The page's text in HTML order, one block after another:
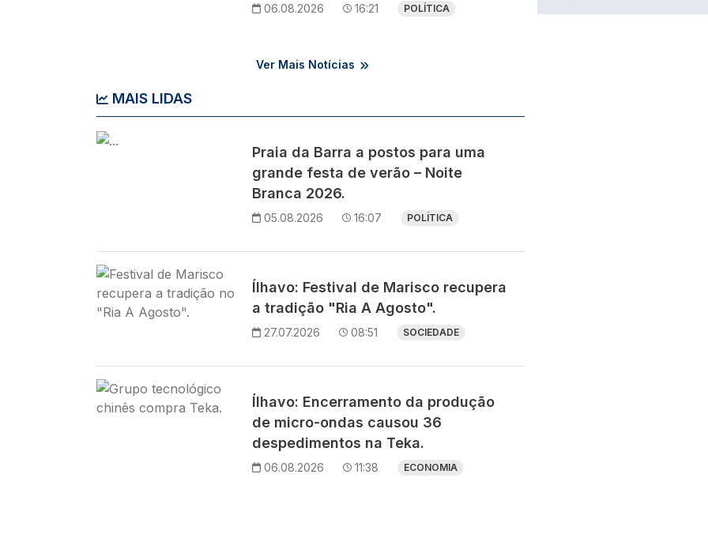
06.08.2026 16:21 POLÍTICA
Ver Mais Notícias
MAIS LIDAS
Imagem
Praia da Barra a postos para uma
grande festa de verão – Noite
Branca 2026.
05.08.2026 16:07 POLÍTICA
Imagem
Ílhavo: Festival de Marisco recupera
a tradição "Ria A Agosto".
27.07.2026 08:51 SOCIEDADE
Imagem
Ílhavo: Encerramento da produção
de micro-ondas causou 36
despedimentos na Teka.
06.08.2026 11:38 ECONOMIA